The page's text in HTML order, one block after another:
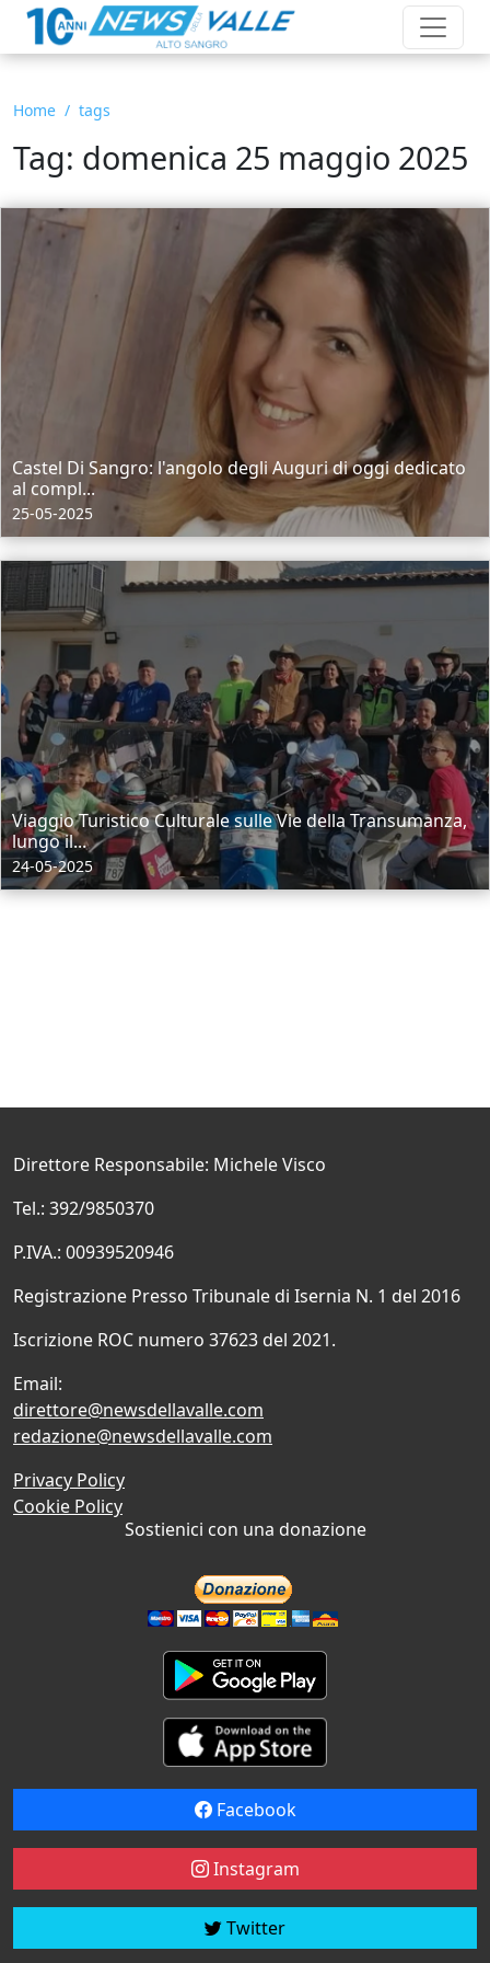
Home tags
Tag: domenica 25 maggio 2025
Castel Di Sangro: l'angolo degli Auguri di oggi dedicato
al compl...
25-05-2025
Viaggio Turistico Culturale sulle Vie della Transumanza,
lungo il...
24-05-2025
Direttore Responsabile: Michele Visco
Tel.: 392/9850370
P.IVA.: 00939520946
Registrazione Presso Tribunale di Isernia N. 1 del 2016
Iscrizione ROC numero 37623 del 2021.
Email:
direttore@newsdellavalle.com
redazione@newsdellavalle.com
Privacy Policy
Cookie Policy
Sostienici con una donazione
Facebook
Instagram
Twitter